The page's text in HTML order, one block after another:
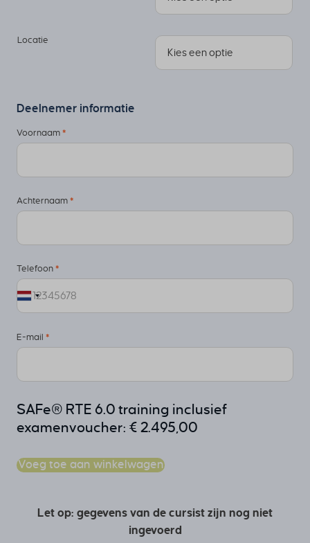
Ondersteuning van Strategic Themes en Value
De rol van Architect in een Lean-Agile transformatie.
Locatie
Deelnemer informatie
Voornaam *
Achternaam *
Telefoon *
E-mail *
SAFe® RTE 6.0 training inclusief
examenvoucher: €2.495,00
Voeg toe aan winkelwagen
Let op: gegevens van de cursist zijn nog niet
ingevoerd